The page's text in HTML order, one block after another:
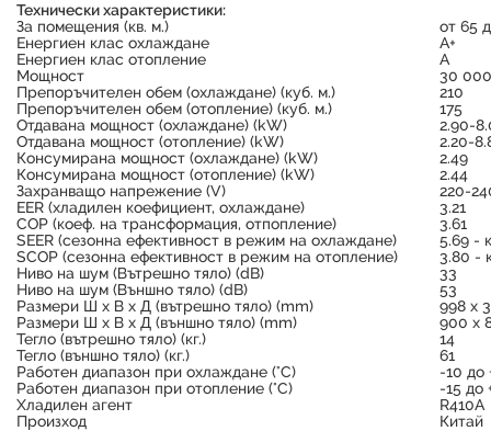
Продуктът е успешно добавен в количката
Технически характеристики:
За помещения (кв. м.)
от 65
Енергиен клас охлаждане
A+
Енергиен клас отопление
A
Мощност
30
Препоръчителен обем (охлаждане) (куб. м.)
210
Препоръчителен обем (отопление) (куб. м.)
175
Отдавана мощност (охлаждане) (kW)
2.90-
Отдавана мощност (отопление) (kW)
2.20-
Консумирана мощност (охлаждане) (kW)
2.49
Консумирана мощност (отопление) (kW)
2.44
Захранващо напрежение (V)
220-
EER (хладилен коефициент, охлаждане)
3.21
COP (коеф. на трансформация, отпопление)
3.61
SEER (сезонна ефективност в режим на охлаждане)
5.69 -
SCOP (сезонна ефективност в режим на отопление)
3.80 -
Ниво на шум (Вътрешно тяло) (dB)
33
Ниво на шум (Външно тяло) (dB)
53
Размери Ш х В х Д (вътрешно тяло) (mm)
998 x
Размери Ш х В х Д (външно тяло) (mm)
900 x
Тегло (вътрешно тяло) (кг.)
14
Тегло (външно тяло) (кг.)
61
Работен диапазон при охлаждане (°С)
-10 до
Работен диапазон при отопление (°С)
-15 до
Хладилен агент
R410A
Произход
Китай